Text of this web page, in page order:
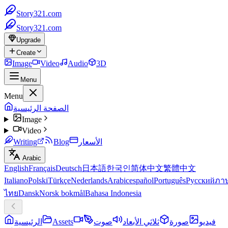
Story321.com
Story321.com
Upgrade
Create
Image Video Audio 3D
Menu
Menu
الصفحة الرئيسية
Image
Video
Writing
Blog الأسعار
Arabic
EnglishFrançaisDeutsch 日本語한국인简体中文繁體中文
ItalianoPolskiTürkçeNederlandsArabicespañolPortuguêsРусскийภา
ไทยDanskNorsk bokmålBahasa Indonesia
الرئيسية Assets فيديو صورة ثلاثي الأبعاد
صوت